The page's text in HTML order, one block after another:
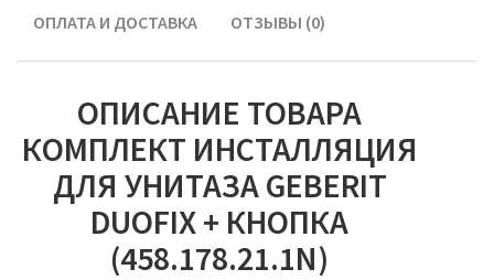
ОПЛАТА И ДОСТАВКА
ОТЗЫВЫ (0)
ОПИСАНИЕ ТОВАРА
КОМПЛЕКТ ИНСТАЛЛЯЦИЯ
ДЛЯ УНИТАЗА GEBERIT
DUOFIX + КНОПКА
(458.178.21.1N)